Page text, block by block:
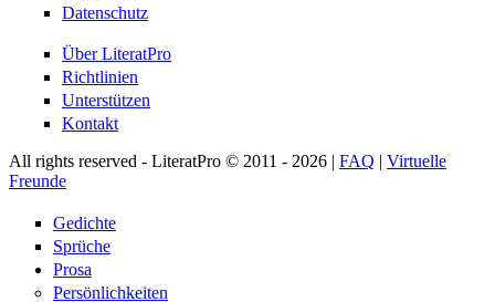
Datenschutz
Über LiteratPro
Richtlinien
Unterstützen
Kontakt
All rights reserved - LiteratPro © 2011 - 2026 | FAQ | Virtuelle
Freunde
Gedichte
Sprüche
Prosa
Persönlichkeiten